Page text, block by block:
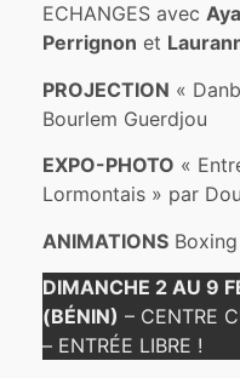
ECHANGES avec
Perrignon et
PROJECTION «
Bourlem Guerdjou
EXPO-PHOTO «
Lormontais » par
ANIMATIONS
DIMANCHE 2 AU 9
(BÉNIN) – CENTRE
– ENTRÉE LIBRE !